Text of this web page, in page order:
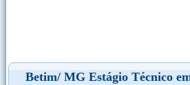
Betim/ MG Estágio Técnico